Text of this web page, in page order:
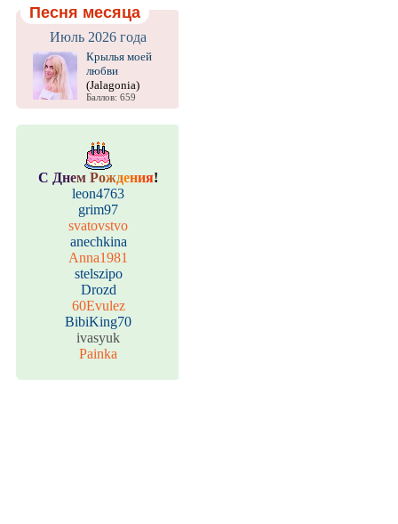
Песня месяца
Июль 2026 года
Крылья моей
любви
(Jalagonia)
Баллов: 659
С Днем Рождения!
leon4763
grim97
svatovstvo
anechkina
Anna1981
stelszipo
Drozd
60Evulez
BibiKing70
ivasyuk
Painka